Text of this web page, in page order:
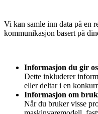
Vi kan samle inn data på en
kommunikasjon basert på
Informasjon du gir
Dette inkluderer
eller deltar i en
Informasjon om
Når du bruker visse